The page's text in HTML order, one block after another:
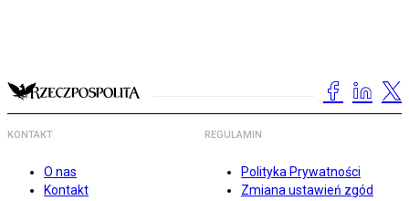
KONTAKT
O nas
Kontakt
REGULAMIN
Polityka Prywatności
Zmiana ustawień zgód